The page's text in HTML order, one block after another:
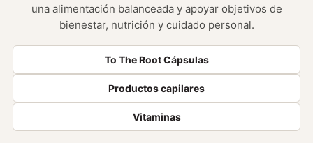
una alimentación balanceada y apoyar objetivos de
bienestar, nutrición y cuidado personal.
To The Root Cápsulas
Productos capilares
Vitaminas